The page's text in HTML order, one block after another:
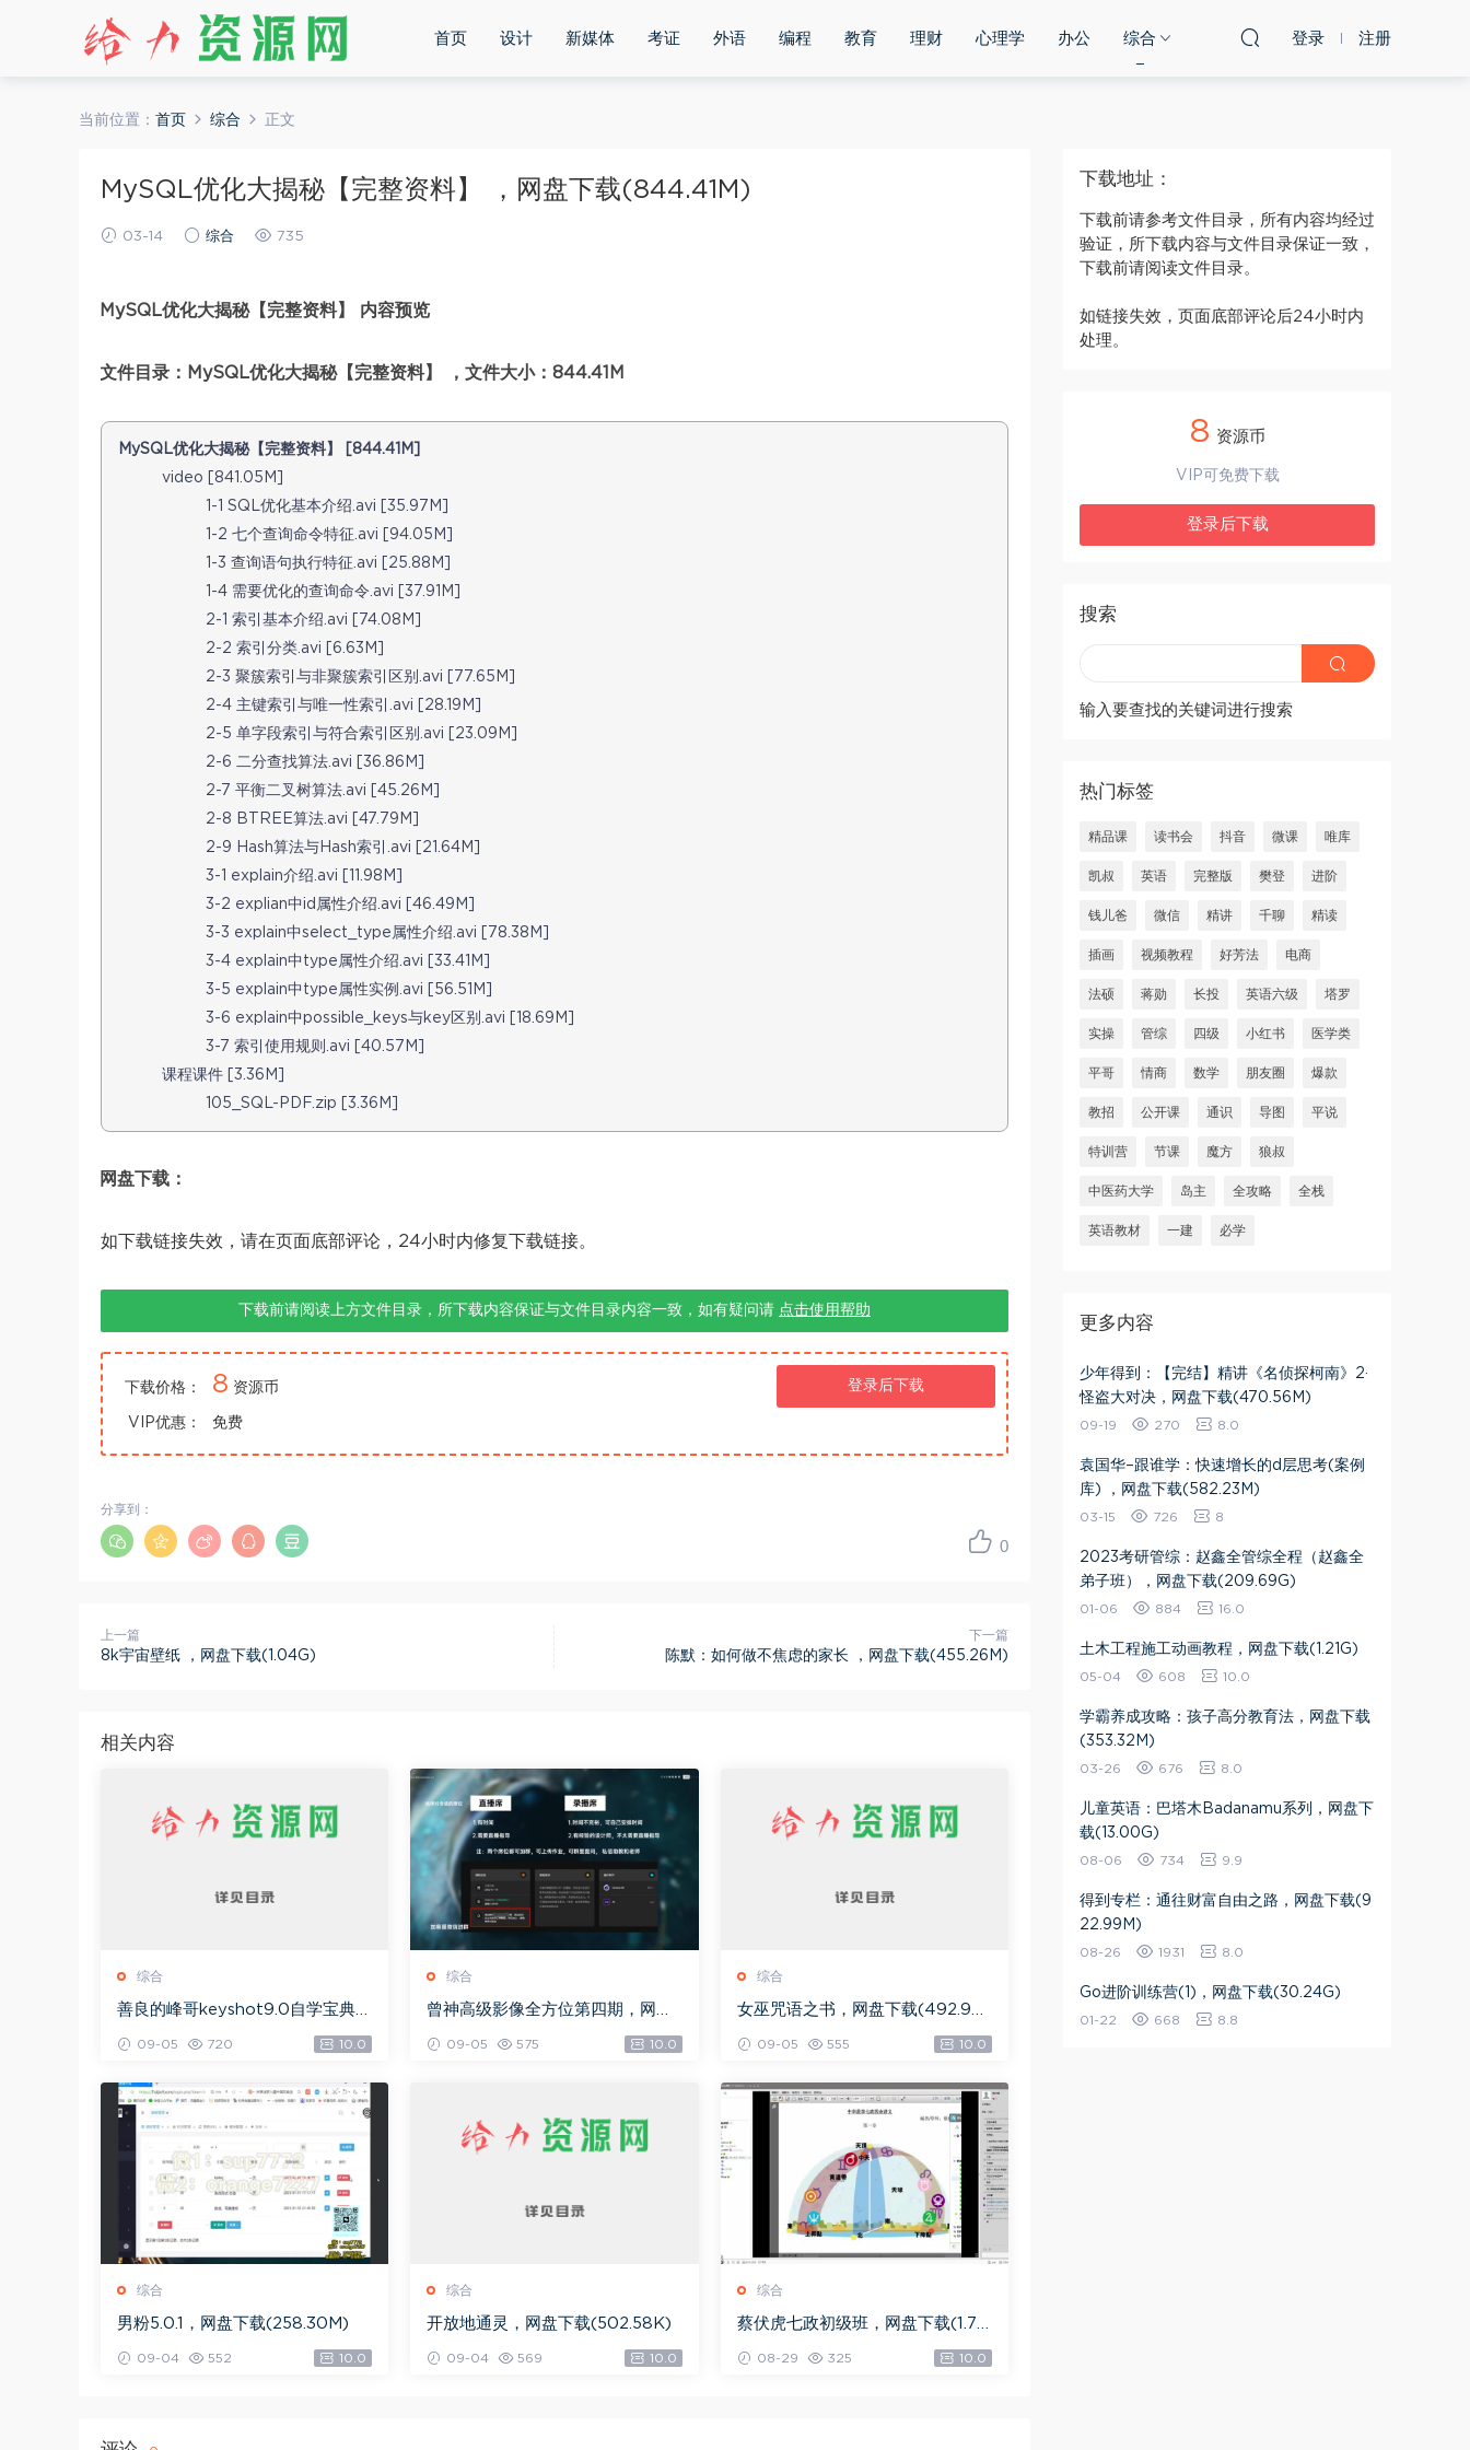
首页 设计 新媒体 考证 外语 编程 教育 理财 心理学 办公 综合 登录 注册
当前位置： 首页 综合 正文
MySQL优化大揭秘【完整资料】 ，网盘下载(844.41M)
03-14 综合 735
MySQL优化大揭秘【完整资料】 内容预览
文件目录：MySQL优化大揭秘【完整资料】 ，文件大小：844.41M
MySQL优化大揭秘【完整资料】 [844.41M]
video [841.05M]
1-1 SQL优化基本介绍.avi [35.97M]
1-2 七个查询命令特征.avi [94.05M]
1-3 查询语句执行特征.avi [25.88M]
1-4 需要优化的查询命令.avi [37.91M]
2-1 索引基本介绍.avi [74.08M]
2-2 索引分类.avi [6.63M]
2-3 聚簇索引与非聚簇索引区别.avi [77.65M]
2-4 主键索引与唯一性索引.avi [28.19M]
2-5 单字段索引与符合索引区别.avi [23.09M]
2-6 二分查找算法.avi [36.86M]
2-7 平衡二叉树算法.avi [45.26M]
2-8 BTREE算法.avi [47.79M]
2-9 Hash算法与Hash索引.avi [21.64M]
3-1 explain介绍.avi [11.98M]
3-2 explian中id属性介绍.avi [46.49M]
3-3 explain中select_type属性介绍.avi [78.38M]
3-4 explain中type属性介绍.avi [33.41M]
3-5 explain中type属性实例.avi [56.51M]
3-6 explain中possible_keys与key区别.avi [18.69M]
3-7 索引使用规则.avi [40.57M]
课程课件 [3.36M]
105_SQL-PDF.zip [3.36M]
网盘下载：
如下载链接失效，请在页面底部评论，24小时内修复下载链接。
下载前请阅读上方文件目录，所下载内容保证与文件目录内容一致，如有疑问请 点击使用帮助
下载价格： 8 资源币
VIP优惠： 免费
登录后下载
0
分享到：
上一篇
8k宇宙壁纸 ，网盘下载(1.04G)
下一篇
陈默：如何做不焦虑的家长 ，网盘下载(455.26M)
相关内容
综合
善良的峰哥keyshot9.0自学宝典，
09-05 720 10.0
综合
曾神高级影像全方位第四期，网盘
09-05 575 10.0
综合
女巫咒语之书，网盘下载(492.99
09-05 555 10.0
综合
男粉5.0.1，网盘下载(258.30M)
09-04 552 10.0
综合
开放地通灵，网盘下载(502.58K)
09-04 569 10.0
综合
蔡伏虎七政初级班，网盘下载(1.79
08-29 325 10.0
下载地址：
下载前请参考文件目录，所有内容均经过
验证，所下载内容与文件目录保证一致，
下载前请阅读文件目录。
如链接失效，页面底部评论后24小时内
处理。
8 资源币
VIP可免费下载
登录后下载
搜索
输入要查找的关键词进行搜索
热门标签
精品课 读书会 抖音 微课 唯库
凯叔 英语 完整版 樊登 进阶
钱儿爸 微信 精讲 千聊 精读
插画 视频教程 好芳法 电商
法硕 蒋勋 长投 英语六级 塔罗
实操 管综 四级 小红书 医学类
平哥 情商 数学 朋友圈 爆款
教招 公开课 通识 导图 平说
特训营 节课 魔方 狼叔
中医药大学 岛主 全攻略 全栈
英语教材 一建 必学
更多内容
少年得到：【完结】精讲《名侦探柯南》2·
怪盗大对决，网盘下载(470.56M)
09-19 270 8.0
袁国华–跟谁学：快速增长的d层思考(案例
库) ，网盘下载(582.23M)
03-15 726 8
2023考研管综：赵鑫全管综全程（赵鑫全
弟子班），网盘下载(209.69G)
01-06 884 16.0
土木工程施工动画教程，网盘下载(1.21G)
05-04 608 10.0
学霸养成攻略：孩子高分教育法，网盘下载
(353.32M)
03-26 676 8.0
儿童英语：巴塔木Badanamu系列，网盘下
载(13.00G)
08-06 734 9.9
得到专栏：通往财富自由之路，网盘下载(9
22.99M)
08-26 1931 8.0
Go进阶训练营(1)，网盘下载(30.24G)
01-22 668 8.8